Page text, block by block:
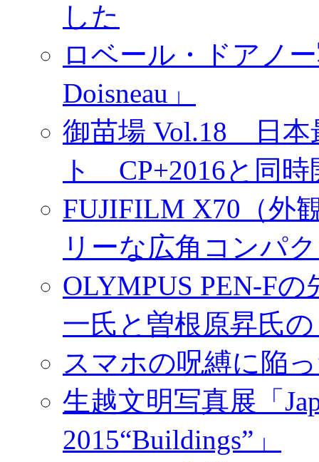
した
ロベール・ドアノ
Doisneau」
御苗場 Vol.18 日本
ト CP+2016と同時
FUJIFILM X70（外
リーな広角コンパ
OLYMPUS PEN-F
一氏と曽根原昇氏
スマホの呪縛に陥
生越文明写真展「
2015“Buildings”」